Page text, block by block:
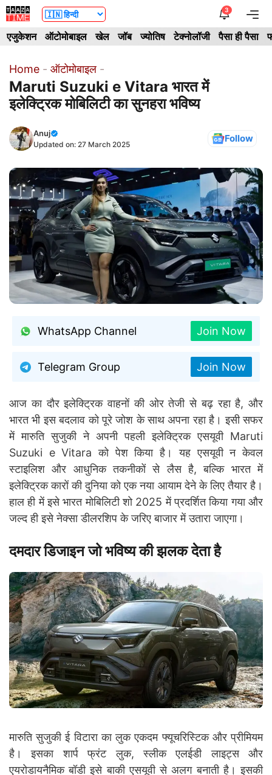
Skip
to
content
3
एजुकेशन ऑटोमोबाइल खेल जॉब ज्योतिष टेक्नोलॉजी पैसा ही पैसा
Home - ऑटोमोबाइल -
Maruti Suzuki e Vitara भारत में
इलेक्ट्रिक मोबिलिटी का सुनहरा भविष्य
Anuj
Updated on: 27 March 2025 Follow
WhatsApp Channel Join Now
Telegram Group Join Now
आज का दौर इलेक्ट्रिक वाहनों की ओर तेजी से बढ़ रहा है, और
भारत भी इस बदलाव को पूरे जोश के साथ अपना रहा है। इसी सफर
में मारुति सुजुकी ने अपनी पहली इलेक्ट्रिक एसयूवी Maruti
Suzuki e Vitara को पेश किया है। यह एसयूवी न केवल
स्टाइलिश और आधुनिक तकनीकों से लैस है, बल्कि भारत में
इलेक्ट्रिक कारों की दुनिया को एक नया आयाम देने के लिए तैयार है।
हाल ही में इसे भारत मोबिलिटी शो 2025 में प्रदर्शित किया गया और
जल्द ही इसे नेक्सा डीलरशिप के जरिए बाजार में उतारा जाएगा।
दमदार डिजाइन जो भविष्य की झलक देता है
मारुति सुजुकी ई विटारा का लुक एकदम फ्यूचरिस्टिक और प्रीमियम
है। इसका शार्प फ्रंट लुक, स्लीक एलईडी लाइट्स और
एयरोडायनैमिक बॉडी इसे बाकी एसयूवी से अलग बनाती है। इसकी